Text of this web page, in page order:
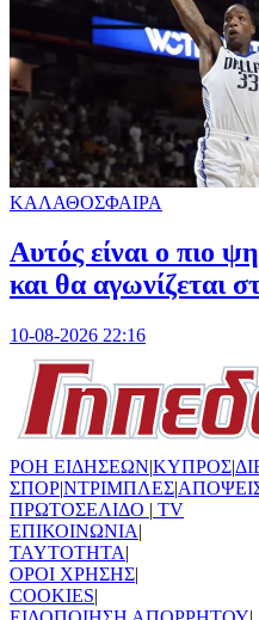
ΚΑΛΑΘΟΣΦΑΙΡΑ
Αυτός είναι ο πιο
και θα αγωνίζεται
10-08-2026 22:16
ΡΟΗ ΕΙΔΗΣΕΩΝ|ΚΥΠΡΟΣ|
ΣΠΟΡ|ΝΤΡΙΜΠΛΕΣ|
ΠΡΩΤΟΣΕΛΙΔΟ | TV
ΕΠΙΚΟΙΝΩΝΙΑ|
TAYTOTHTA|
ΟΡΟΙ ΧΡΗΣΗΣ|
COOKIES|